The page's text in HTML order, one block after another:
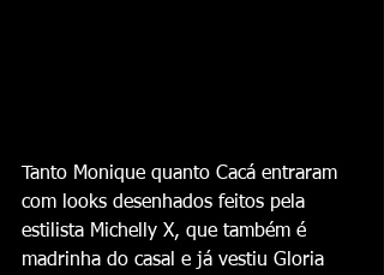
Tanto Monique quanto Cacá entraram
com looks desenhados feitos pela
estilista Michelly X, que também é
madrinha do casal e já vestiu Gloria